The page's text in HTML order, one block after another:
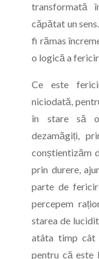
transformată
căpătat un
fi rămas
o logică a
Ce este
niciodată,
în stare să o
dezamăgiți,
conștientizăm
prin durere,
parte de
percepem
starea de
atâta timp cât
pentru că este